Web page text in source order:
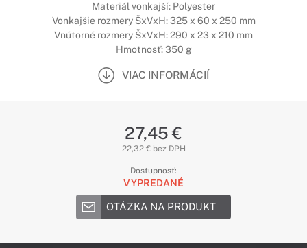
Materiál vonkajší: Polyester
Vonkajšie rozmery ŠxVxH: 325 x 60 x 250 mm
Vnútorné rozmery ŠxVxH: 290 x 23 x 210 mm
Hmotnosť: 350 g
VIAC INFORMÁCIÍ
27,45 €
22,32 € bez DPH
Dostupnosť:
VYPREDANÉ
OTÁZKA NA PRODUKT